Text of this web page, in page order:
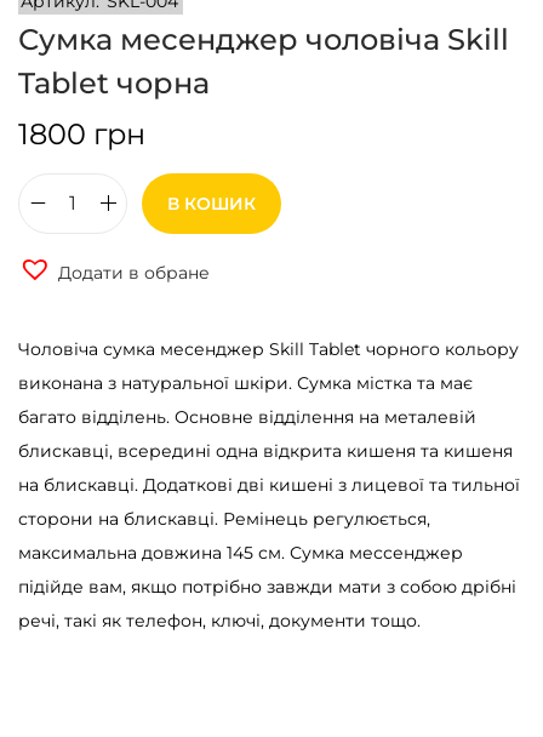
Сумка месенджер чоловіча Skill
Tablet чорна
1800 грн
м
а
м
е
с
е
н
д
ж
е
В КОШИК
Додати в обране
Чоловіча сумка месенджер Skill Tablet чорного кольору
виконана з натуральної шкіри. Сумка містка та має
багато відділень. Основне відділення на металевій
блискавці, всередині одна відкрита кишеня та кишеня
на блискавці. Додаткові дві кишені з лицевої та тильної
сторони на блискавці. Ремінець регулюється,
максимальна довжина 145 см. Сумка мессенджер
підійде вам, якщо потрібно завжди мати з собою дрібні
речі, такі як телефон, ключі, документи тощо.